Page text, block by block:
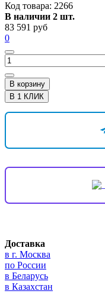
Код товара: 2266
В наличии 2 шт.
83 591 руб
0
В корзину
В 1 КЛИК
Доставка
в г. Москва
по России
в Беларусь
в Казахстан